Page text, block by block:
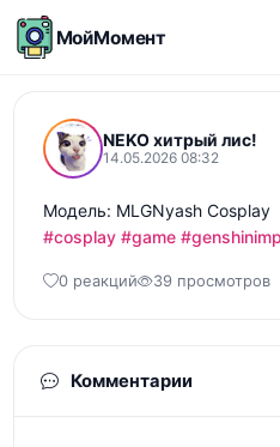
МойМомент
NEKO хитрый лис!
14.05.2026 08:32
Модель: MLGNyash Cosplay
#cosplay #game
0 реакций 39 просмотров
Комментарии